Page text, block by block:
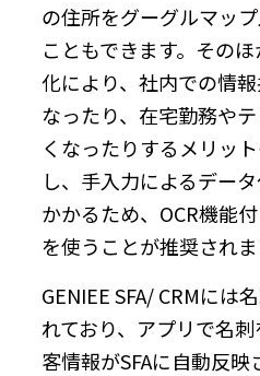
の住所をグーグルマッ
こともできます。その
化により、社内での情
なったり、在宅勤務や
くなったりするメリッ
し、手入力によるデー
かかるため、OCR機能
を使うことが推奨されま
GENIEE SFA/ CRMには
れており、アプリで名
客情報がSFAに自動反